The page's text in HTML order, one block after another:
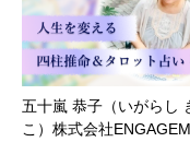
五十嵐 恭子（いがらし
こ）株式会社